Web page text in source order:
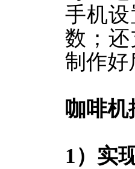
手机
数；
制作好
咖啡机
1）实